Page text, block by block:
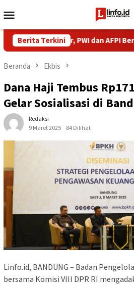
ke
Mobile
Berita Terkini
Pindar, PWI dan AFPI Bersinergi
Beranda Ekbis
Dana Haji Tembus
Gelar Sosialisasi di
Redaksi
9 Maret 2025
84 Dilihat
Linfo.id, BANDUNG – Badan
bersama Komisi VIII DPR RI